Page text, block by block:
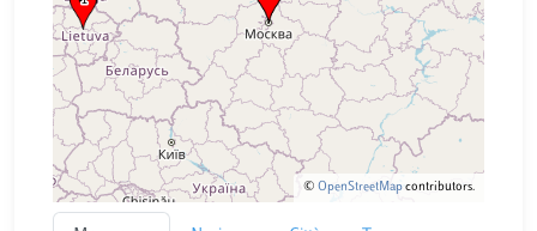
© OpenStreetMapcontributors.